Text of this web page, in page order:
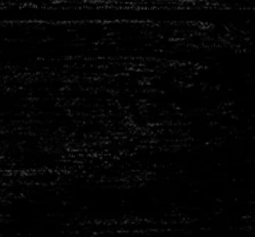
création autour d'une oeuvre théâtrale : Opéra de
2025
représentation du spectacle Le Paradoxe de l'endive.
d'Autun. janvier à avril 2024.
Mars à juin 2024.
dramatique, juin 2024.
handicap - Joncy - Sept. 2019 à juin 2020.
fiction.
réalisé par Jean-Michel Dury, après deux ans
février et juillet 2024. saison 2024-2025